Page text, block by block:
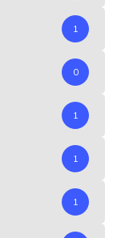
1
0
1
1
1